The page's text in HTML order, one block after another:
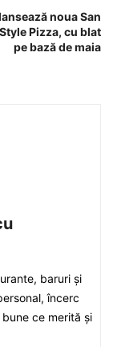
noua San
Pizza, cu blat
pe bază de maia
baruri şi
încerc
ce merită şi